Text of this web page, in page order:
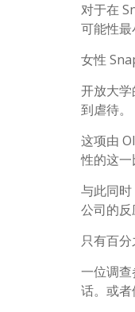
对于在
可能性最
女性
开放大
到虐待。
这项由
性的这一
与此同
公司的反
只有百
一位调
话。或